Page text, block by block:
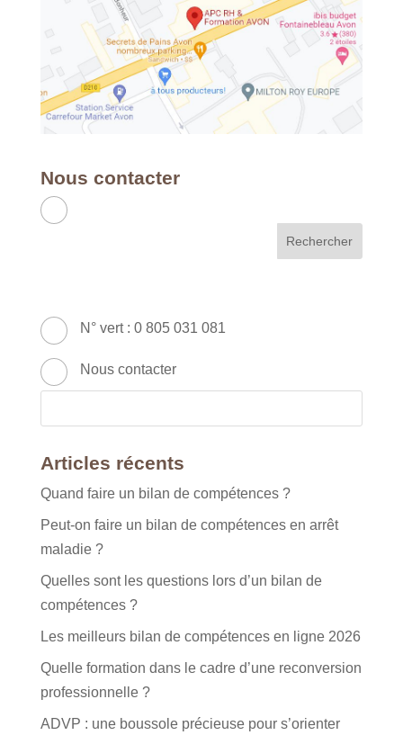
Nous contacter
49 Avenue Franklin Roosevelt - 77210
N° vert : 0 805 031 081
Nous contacter
Articles récents
Quand faire un bilan de compétences ?
Peut-on faire un bilan de compétences en arrêt
maladie ?
Quelles sont les questions lors d’un bilan de
compétences ?
Les meilleurs bilan de compétences en ligne 2026
Quelle formation dans le cadre d’une reconversion
professionnelle ?
ADVP : une boussole précieuse pour s’orienter